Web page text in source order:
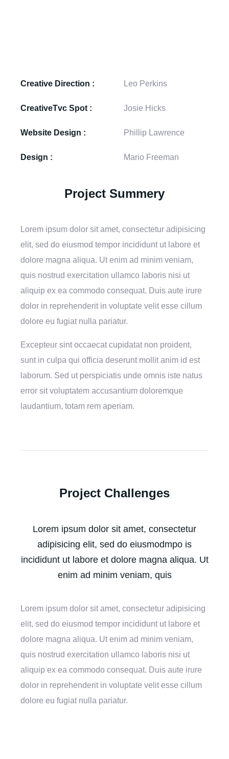
Creative Direction :
CreativeTvc Spot :
Website Design :
Design :
Leo Perkins
Josie Hicks
Phillip Lawrence
Mario Freeman
Project Summery
Lorem ipsum dolor sit amet, consectetur adipisicing
elit, sed do eiusmod tempor incididunt ut labore et
dolore magna aliqua. Ut enim ad minim veniam,
quis nostrud exercitation ullamco laboris nisi ut
aliquip ex ea commodo consequat. Duis aute irure
dolor in reprehenderit in voluptate velit esse cillum
dolore eu fugiat nulla pariatur.
Excepteur sint occaecat cupidatat non proident,
sunt in culpa qui officia deserunt mollit anim id est
laborum. Sed ut perspiciatis unde omnis iste natus
error sit voluptatem accusantium doloremque
laudantium, totam rem aperiam.
Project Challenges
Lorem ipsum dolor sit amet, consectetur
adipisicing elit, sed do eiusmodmpo is
incididunt ut labore et dolore magna aliqua. Ut
enim ad minim veniam, quis
Lorem ipsum dolor sit amet, consectetur adipisicing
elit, sed do eiusmod tempor incididunt ut labore et
dolore magna aliqua. Ut enim ad minim veniam,
quis nostrud exercitation ullamco laboris nisi ut
aliquip ex ea commodo consequat. Duis aute irure
dolor in reprehenderit in voluptate velit esse cillum
dolore eu fugiat nulla pariatur.